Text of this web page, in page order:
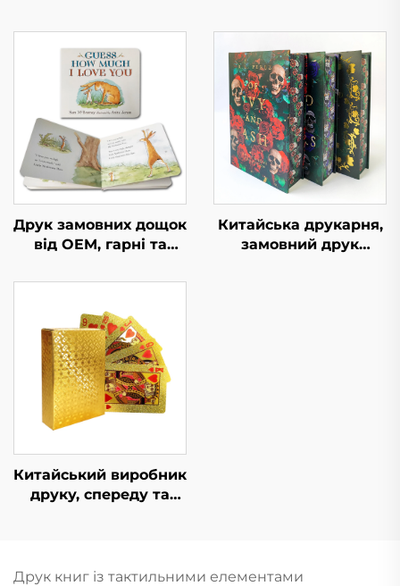
Друк замовних дощок
від OEM, гарні та
друк інтерактивних
англійською мовою
Китайська друкарня,
замовний друк
Китайський виробник
друку, спереду та
для покеру
Друк книг із тактильними елементами